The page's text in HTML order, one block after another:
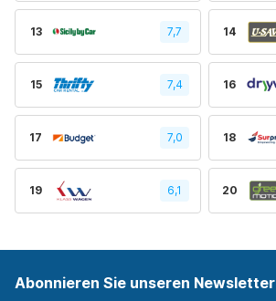
13 7,7 14
15 7,4 16
17 7,0 18
19 6,1 20
Abonnieren Sie unseren Newsletter